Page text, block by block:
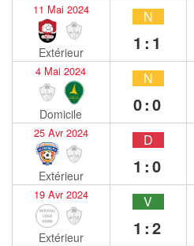
11 Mai 2024
Extérieur
N
1:1
4 Mai 2024
Domicile
N
0:0
25 Avr 2024
Extérieur
D
1:0
19 Avr 2024
Extérieur
V
1:2